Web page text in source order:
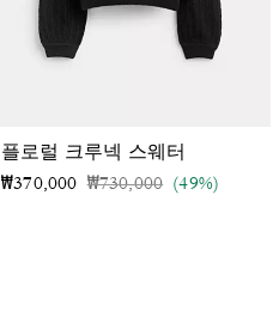
플로럴 크루넥 스웨터
₩370,000 가격 인하 전
₩730,000인하됨
(49%)